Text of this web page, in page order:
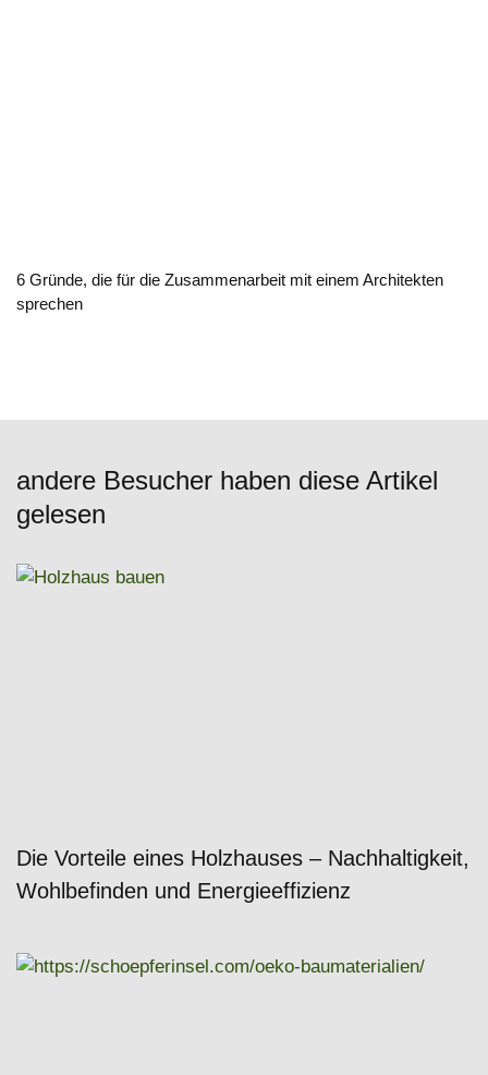
6 Gründe, die für die Zusammenarbeit mit einem Architekten
sprechen
andere Besucher haben diese Artikel
gelesen
Die Vorteile eines Holzhauses – Nachhaltigkeit,
Wohlbefinden und Energieeffizienz